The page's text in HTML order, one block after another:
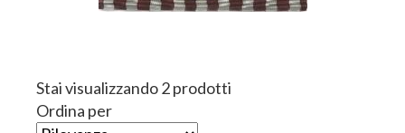
Stai visualizzando 2 prodotti
Ordina per